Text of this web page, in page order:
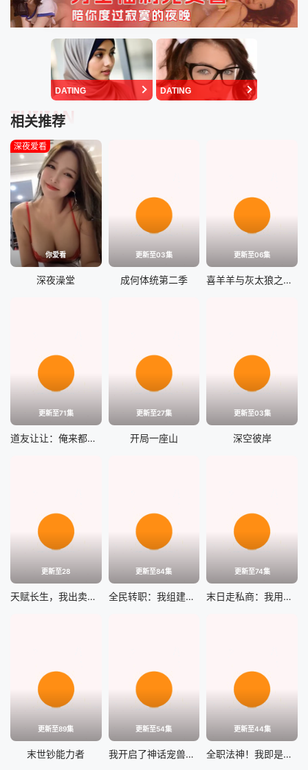
DATING DATING
相关推荐
TUIJIAN
你爱看
深夜爱看
深夜澡堂
更新至03集
成何体统第二季
更新至06集
喜羊羊与灰太狼之古古怪界有古怪
更新至71集
道友让让：俺来都市斩鬼神
更新至27集
开局一座山
更新至03集
深空彼岸
更新至28
天赋长生，我出卖寿命成神
更新至84集
全民转职：我组建了BOSS军团
更新至74集
末日走私商：我用辣条换金砖
更新至89集
末世钞能力者
更新至54集
我开启了神话宠兽时代
更新至44集
全职法神！我即是规则